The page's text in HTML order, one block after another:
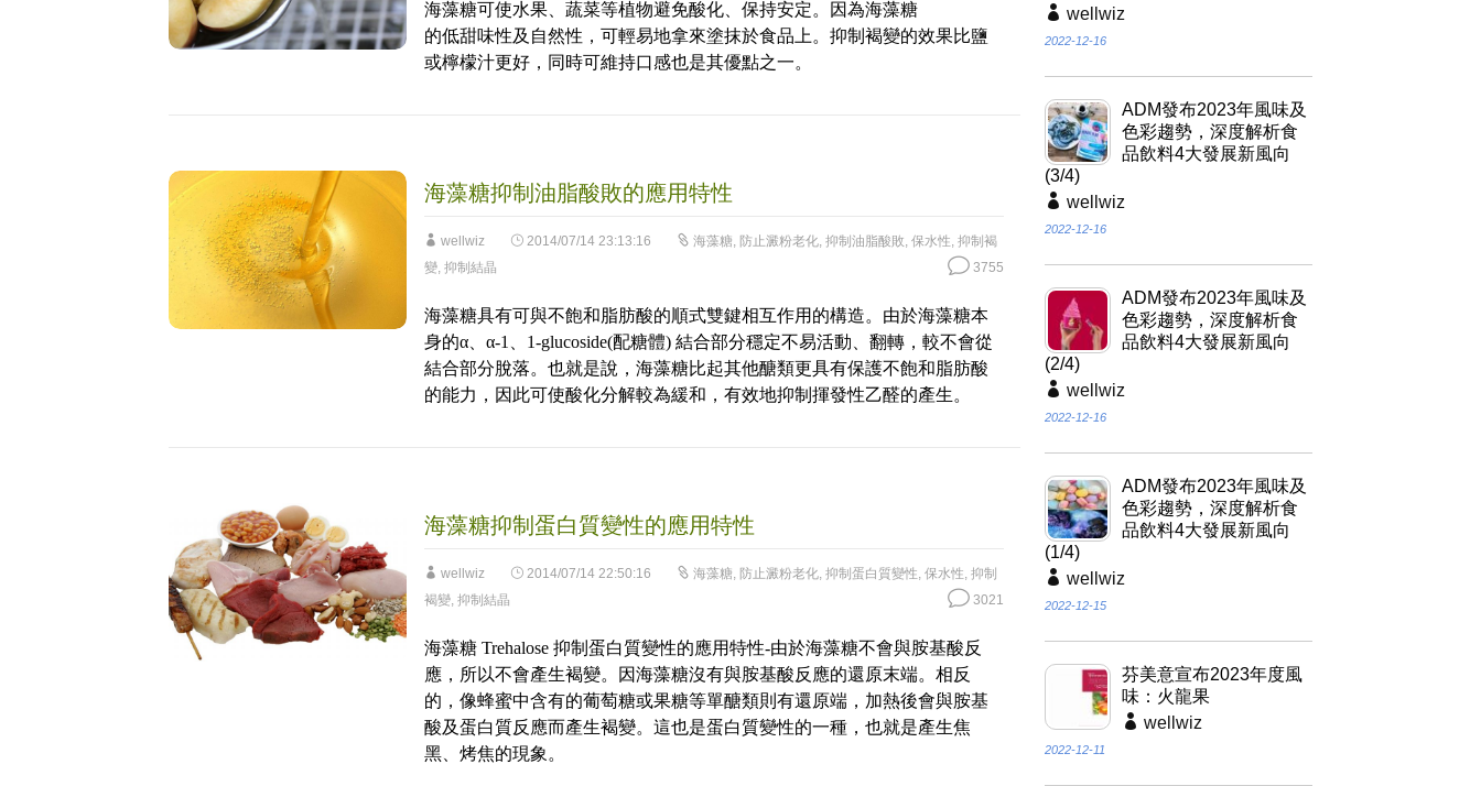
海藻糖可使水果、蔬菜等植物避免酸化、保持安定。因為海藻糖
的低甜味性及自然性，可輕易地拿來塗抹於食品上。抑制褐變的效果比鹽
或檸檬汁更好，同時可維持口感也是其優點之一。
海藻糖抑制油脂酸敗的應用特性
wellwiz 2014/07/14 23:13:16 海藻糖, 防止澱粉老化, 抑制油脂酸敗, 保水性, 抑制褐
變, 抑制結晶 3755
海藻糖具有可與不飽和脂肪酸的順式雙鍵相互作用的構造。由於海藻糖本
身的α、α-1、1-glucoside(配糖體) 結合部分穩定不易活動、翻轉，較不會從
結合部分脫落。也就是說，海藻糖比起其他醣類更具有保護不飽和脂肪酸
的能力，因此可使酸化分解較為緩和，有效地抑制揮發性乙醛的產生。
海藻糖抑制蛋白質變性的應用特性
wellwiz 2014/07/14 22:50:16 海藻糖, 防止澱粉老化, 抑制蛋白質變性, 保水性, 抑制
褐變, 抑制結晶 3021
海藻糖 Trehalose 抑制蛋白質變性的應用特性-由於海藻糖不會與胺基酸反
應，所以不會產生褐變。因海藻糖沒有與胺基酸反應的還原末端。相反
的，像蜂蜜中含有的葡萄糖或果糖等單醣類則有還原端，加熱後會與胺基
酸及蛋白質反應而產生褐變。這也是蛋白質變性的一種，也就是產生焦
黑、烤焦的現象。
wellwiz
2022-12-16
ADM發布2023年風味及
色彩趨勢，深度解析食
品飲料4大發展新風向
(3/4)
wellwiz
2022-12-16
ADM發布2023年風味及
色彩趨勢，深度解析食
品飲料4大發展新風向
(2/4)
wellwiz
2022-12-16
ADM發布2023年風味及
色彩趨勢，深度解析食
品飲料4大發展新風向
(1/4)
wellwiz
2022-12-15
芬美意宣布2023年度風
味：火龍果
wellwiz
2022-12-11